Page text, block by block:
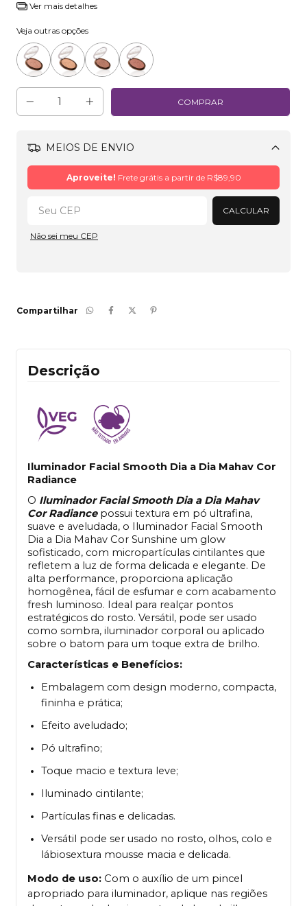
Ver mais detalhes
Veja outras opções
MEIOS DE ENVIO
Aproveite! Frete grátis a partir de R$89,90
CALCULAR
Não sei meu CEP
Compartilhar
Descrição
Iluminador Facial Smooth Dia a Dia Mahav Cor
Radiance
O Iluminador Facial Smooth Dia a Dia Mahav
Cor Radiancepossui textura em pó ultrafina,
suave e aveludada, o Iluminador Facial Smooth
Dia a Dia Mahav Cor Sunshine um glow
sofisticado, com micropartículas cintilantes que
refletem a luz de forma delicada e elegante. De
alta performance, proporciona aplicação
homogênea, fácil de esfumar e com acabamento
fresh luminoso. Ideal para realçar pontos
estratégicos do rosto. Versátil, pode ser usado
como sombra, iluminador corporal ou aplicado
sobre o batom para um toque extra de brilho.
Características e Benefícios:
Embalagem com design moderno, compacta,
fininha e prática;
Efeito aveludado;
Pó ultrafino;
Toque macio e textura leve;
Iluminado cintilante;
Partículas finas e delicadas.
Versátil pode ser usado no rosto, olhos, colo e
lábiosextura mousse macia e delicada.
Modo de uso: Com o auxílio de um pincel
apropriado para iluminador, aplique nas regiões